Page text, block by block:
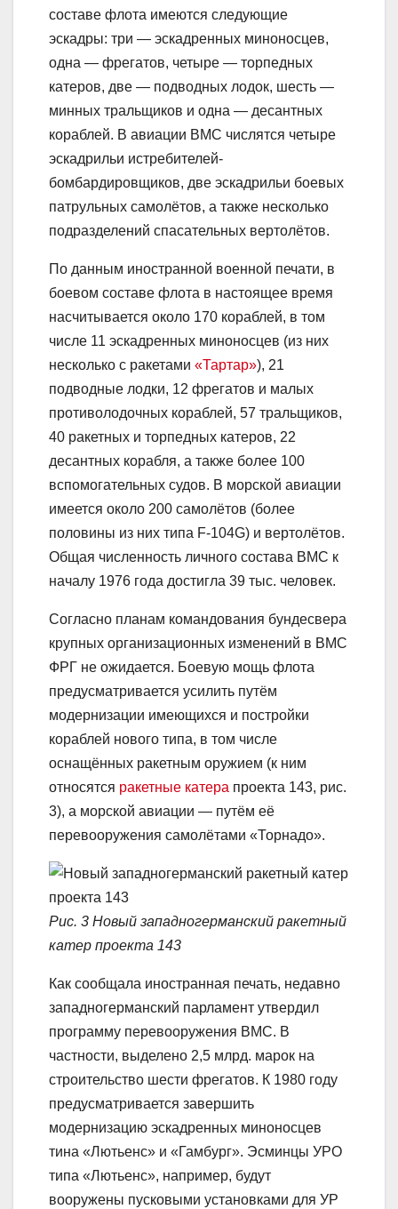
составе флота имеются следующие
эскадры: три — эскадренных миноносцев,
одна — фрегатов, четыре — торпедных
катеров, две — подводных лодок, шесть —
минных тральщиков и одна — десантных
кораблей. В авиации ВМС числятся четыре
эскадрильи истребителей-
бомбардировщиков, две эскадрильи боевых
патрульных самолётов, а также несколько
подразделений спасательных вертолётов.
По данным иностранной военной печати, в
боевом составе флота в настоящее время
насчитывается около 170 кораблей, в том
числе 11 эскадренных миноносцев (из них
несколько с ракетами «Тартар»), 21
подводные лодки, 12 фрегатов и малых
противолодочных кораблей, 57 тральщиков,
40 ракетных и торпедных катеров, 22
десантных корабля, а также более 100
вспомогательных судов. В морской авиации
имеется около 200 самолётов (более
половины из них типа F-104G) и вертолётов.
Общая численность личного состава ВМС к
началу 1976 года достигла 39 тыс. человек.
Согласно планам командования бундесвера
крупных организационных изменений в ВМС
ФРГ не ожидается. Боевую мощь флота
предусматривается усилить путём
модернизации имеющихся и постройки
кораблей нового типа, в том числе
оснащённых ракетным оружием (к ним
относятся ракетные катера проекта 143, рис.
3), а морской авиации — путём её
перевооружения самолётами «Торнадо».
Рис. 3 Новый западногерманский ракетный
катер проекта 143
Как сообщала иностранная печать, недавно
западногерманский парламент утвердил
программу перевооружения ВМС. В
частности, выделено 2,5 млрд. марок на
строительство шести фрегатов. К 1980 году
предусматривается завершить
модернизацию эскадренных миноносцев
тина «Лютьенс» и «Гамбург». Эсминцы УРО
типа «Лютьенс», например, будут
вооружены пусковыми установками для УР